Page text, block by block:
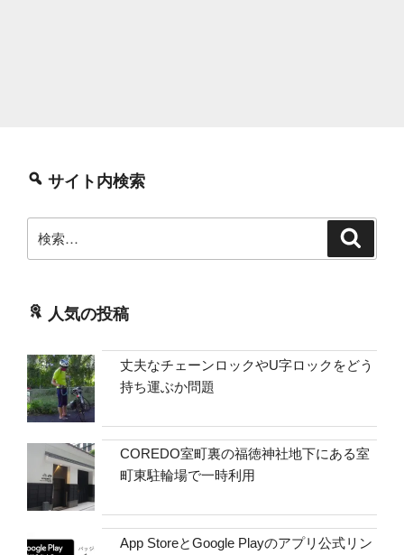
サイト内検索
索:
人気の投稿
丈夫なチェーンロックやU字ロックをどう
持ち運ぶか問題
COREDO室町裏の福徳神社地下にある室
町東駐輪場で一時利用
App StoreとGoogle Playのアプリ公式リン